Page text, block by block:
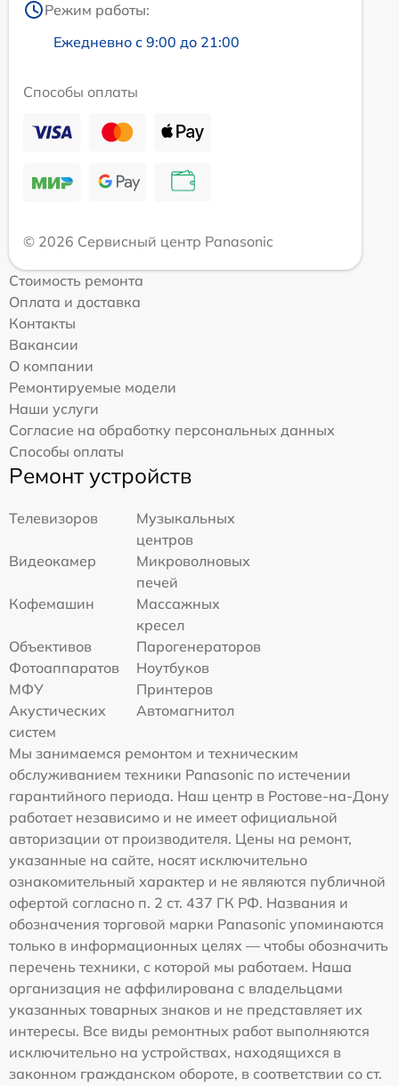
Режим работы:
Ежедневно с 9:00 до 21:00
Способы оплаты
© 2026 Сервисный центр Panasonic
Стоимость ремонта
Оплата и доставка
Контакты
Вакансии
О компании
Ремонтируемые модели
Наши услуги
Согласие на обработку персональных данных
Способы оплаты
Ремонт устройств
Телевизоров
Музыкальных
центров
Видеокамер
Микроволновых
печей
Кофемашин
Массажных
кресел
Объективов
Парогенераторов
Фотоаппаратов
Ноутбуков
МФУ
Принтеров
Акустических
систем
Автомагнитол
Мы занимаемся ремонтом и техническим
обслуживанием техники Panasonic по истечении
гарантийного периода. Наш центр в Ростове-на-Дону
работает независимо и не имеет официальной
авторизации от производителя. Цены на ремонт,
указанные на сайте, носят исключительно
ознакомительный характер и не являются публичной
офертой согласно п. 2 ст. 437 ГК РФ. Названия и
обозначения торговой марки Panasonic упоминаются
только в информационных целях — чтобы обозначить
перечень техники, с которой мы работаем. Наша
организация не аффилирована с владельцами
указанных товарных знаков и не представляет их
интересы. Все виды ремонтных работ выполняются
исключительно на устройствах, находящихся в
законном гражданском обороте, в соответствии со ст.